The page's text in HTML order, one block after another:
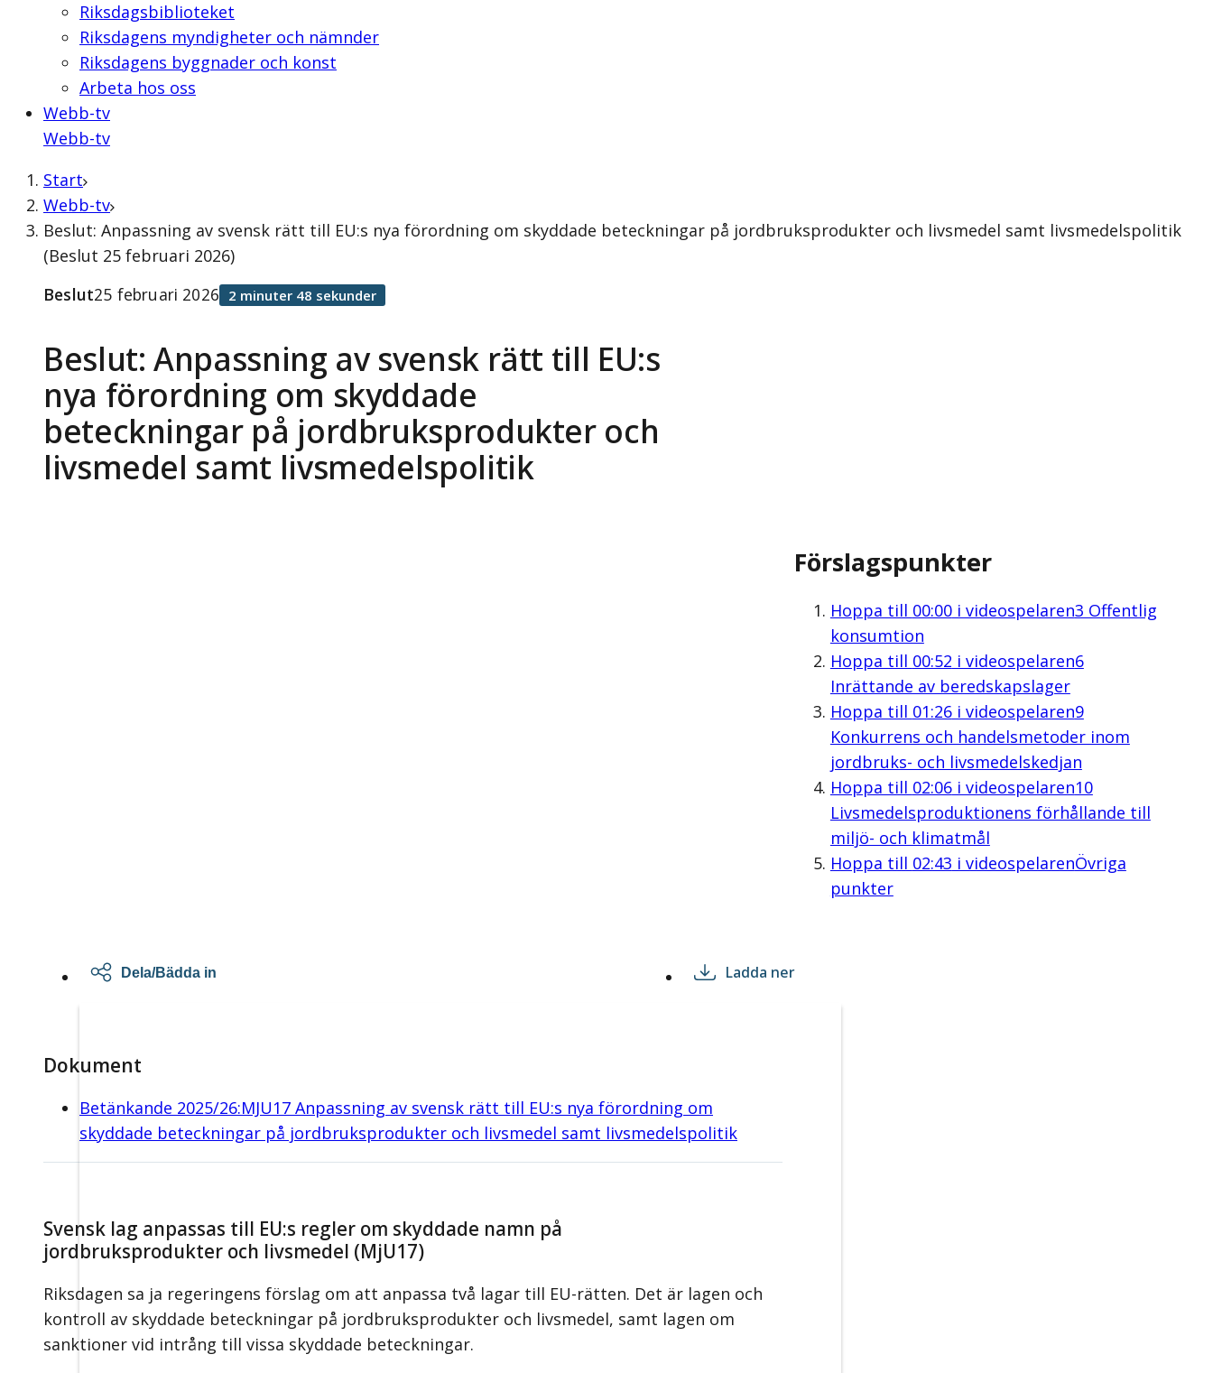
Riksdagsbiblioteket
Riksdagens myndigheter och nämnder
Riksdagens byggnader och konst
Arbeta hos oss
Webb-tv
Webb-tv
Start
Webb-tv
Beslut: Anpassning av svensk rätt till EU:s nya förordning om skyddade beteckningar på jordbruksprodukter och livsmedel samt livsmedelspolitik
(Beslut 25 februari 2026)
Beslut: Anpassning av svensk rätt till EU:s
nya förordning om skyddade
beteckningar på jordbruksprodukter och
livsmedel samt livsmedelspolitik
Beslut25 februari 2026 2 minuter 48 sekunder
Förslagspunkter
Hoppa till 00:00i videospelaren3 Offentlig
konsumtion
Hoppa till 00:52 i videospelaren6
Inrättande av beredskapslager
Hoppa till 01:26i videospelaren9
Konkurrens och handelsmetoder inom
jordbruks- och livsmedelskedjan
Hoppa till 02:06i videospelaren10
Livsmedelsproduktionens förhållande till
miljö- och klimatmål
Hoppa till 02:43 i videospelarenÖvriga
punkter
Dela/Bädda in Ladda ner
Dokument
Betänkande 2025/26:MJU17 Anpassning av svensk rätt till EU:s nya förordning om
skyddade beteckningar på jordbruksprodukter och livsmedel samt livsmedelspolitik
Svensk lag anpassas till EU:s regler om skyddade namn på
jordbruksprodukter och livsmedel (MjU17)
Riksdagen sa ja regeringens förslag om att anpassa två lagar till EU-rätten. Det är lagen och
kontroll av skyddade beteckningar på jordbruksprodukter och livsmedel, samt lagen om
sanktioner vid intrång till vissa skyddade beteckningar.